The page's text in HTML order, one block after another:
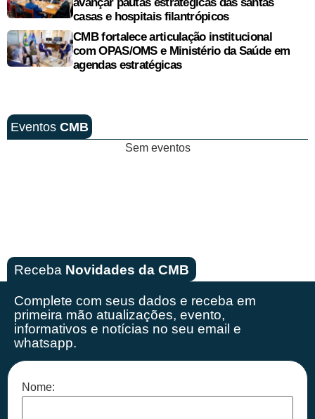
casas e hospitais filantrópicos
CMB fortalece articulação institucional
com OPAS/OMS e Ministério da Saúde em
agendas estratégicas
Eventos CMB
Sem eventos
Receba Novidades da CMB
Complete com seus dados e receba em
primeira mão atualizações, evento,
informativos e notícias no seu email e
whatsapp.
Nome: